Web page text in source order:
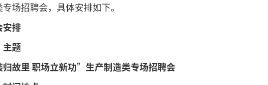
场招聘会，具体安排如下。
安排
主题
归故里 职场立新功”生产制造类专场招聘会